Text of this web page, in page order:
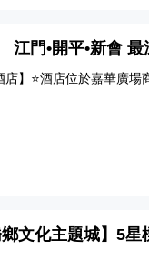
江門•開平•新會
】⭐酒店位於嘉華廣場
文化主題城】5